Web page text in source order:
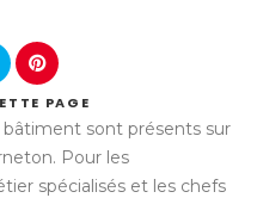
PAGE
sont présents sur
Pour les
spécialisés et les chefs